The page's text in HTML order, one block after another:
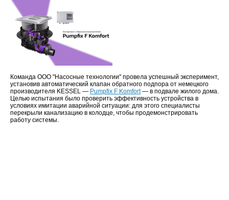
Команда ООО "Насосные технологии" провела успешный эксперимент,
установив автоматический клапан обратного подпора от немецкого
производителя KESSEL — Pumpfix F Komfort— в подвале жилого дома.
Целью испытания было проверить эффективность устройства в
условиях имитации аварийной ситуации: для этого специалисты
перекрыли канализацию в колодце, чтобы продемонстрировать
работу системы.